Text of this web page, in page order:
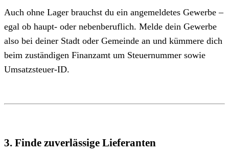
Auch ohne Lager brauchst du ein angemeldetes Gewerbe –
egal ob haupt- oder nebenberuflich. Melde dein Gewerbe
also bei deiner Stadt oder Gemeinde an und kümmere dich
beim zuständigen Finanzamt um Steuernummer sowie
Umsatzsteuer-ID.
3. Finde zuverlässige Lieferanten